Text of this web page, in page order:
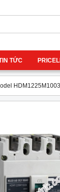
TỨC
HDM1225M1003